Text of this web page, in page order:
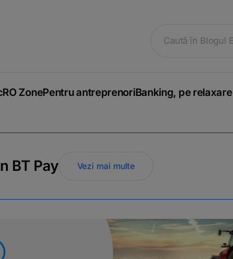
ZonePentru antreprenoriBanking, pe relaxare
BT Pay Vezi mai multe